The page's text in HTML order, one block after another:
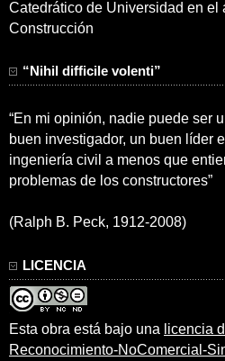
Catedrático de Universidad en el
Construcción
“Nihil difficile volenti”
“En mi opinión, nadie puede ser
buen investigador, un buen líder
ingeniería civil a menos que
problemas de los constructores”
(Ralph B. Peck, 1912-2008)
LICENCIA
Esta obra está bajo una licencia
Reconocimiento-NoComercial-